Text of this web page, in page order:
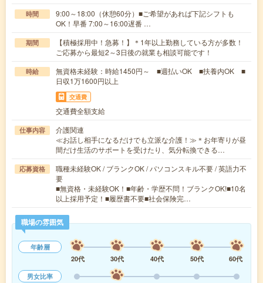
時間
9:00～18:00（休憩60分）■ご希望があれば下記シフトも
OK！早番 7:00～16:00遅番 …
期間
【積極採用中！急募！】＊1年以上勤務している方が多数！
ご応募から最短2～3日後の就業も相談可能です！
時給
無資格未経験：時給1450円～ ■週払いOK ■扶養内OK ■
日収1万1600円以上
交通費
交通費全額支給
仕事内容
介護関連
≪お話し相手になるだけでも立派な介護！≫＊お年寄りが昼
間だけ生活のサポートを受けたり、気分転換できる…
応募資格
職種未経験OK / ブランクOK / パソコンスキル不要 / 英語力不
要
■無資格・未経験OK！■年齢・学歴不問！ブランクOK!■10名
以上採用予定！■履歴書不要■社会保険完…
職場の雰囲気
年齢層
20代
30代 40代 50代
60代
男女比率